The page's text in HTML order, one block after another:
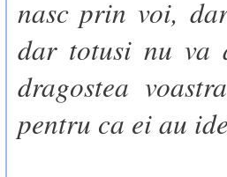
nasc prin voi,
dar totusi nu va
dragostea
pentru ca ei au